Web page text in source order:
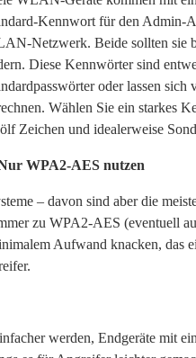
Kennwort für den Admin-
Netzwerk. Beide sollten sie
Diese Kennwörter sind
oder lassen
Wählen Sie ein starkes
Zeichen und idealerweise
WPA2-AES nutzen
– davon sind aber die
zu WPA2-AES (eventuell
Aufwand knacken, das
werden, Endgeräte mit